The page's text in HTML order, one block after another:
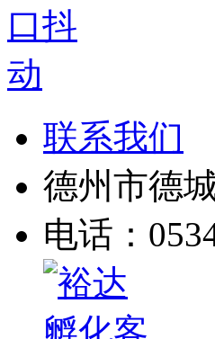
联系我们
德州市德
电话：